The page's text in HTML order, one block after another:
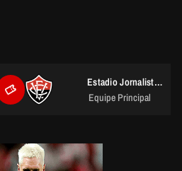
Estadio Jornalista Mário Filho (Maracanã)
Equipe Principal